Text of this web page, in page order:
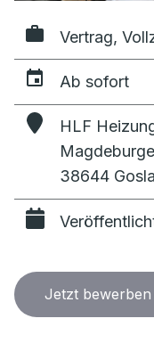
Vertrag,
Ab sofort
HLF
38644
Jetzt bewerben